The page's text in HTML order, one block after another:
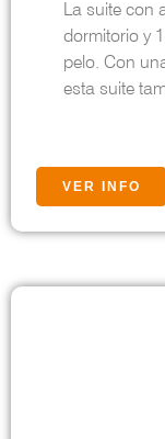
La suite con
dormitorio y
pelo. Con
esta suite
VER INFO